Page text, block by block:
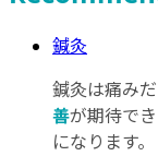
鍼灸
鍼灸は痛みだ
善が期待で
になります。